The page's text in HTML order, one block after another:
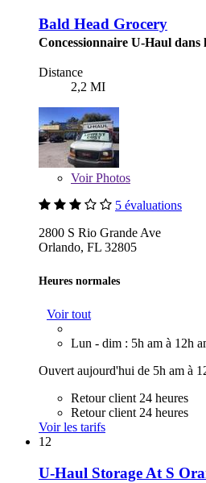
Bald Head Grocery
Concessionnaire U-Haul dans
Distance
2,2 MI
VoirPhotos
5 évaluations
2800 S Rio Grande Ave
Orlando, FL 32805
Heures normales
Voir tout
Lun - dim : 5h am à 12h
Ouvert aujourd'hui de 5h am à
Retour client 24 heures
Retour client 24 heures
Voir les tarifs
12
U-Haul Storage At S